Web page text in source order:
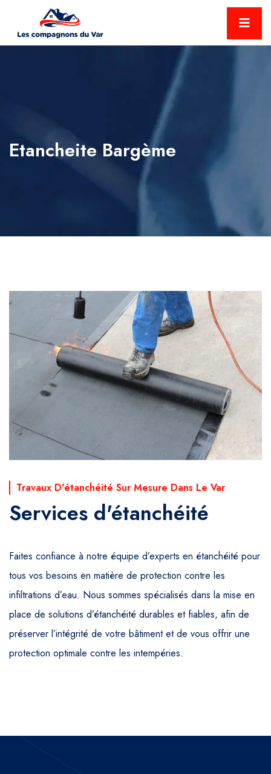
Etancheite Bargème
Travaux D'étanchéité Sur Mesure Dans Le Var
Services d'étanchéité
Faites confiance à notre équipe d’experts en étanchéité pour
tous vos besoins en matière de protection contre les
infiltrations d’eau. Nous sommes spécialisés dans la mise en
place de solutions d’étanchéité durables et fiables, afin de
préserver l’intégrité de votre bâtiment et de vous offrir une
protection optimale contre les intempéries.